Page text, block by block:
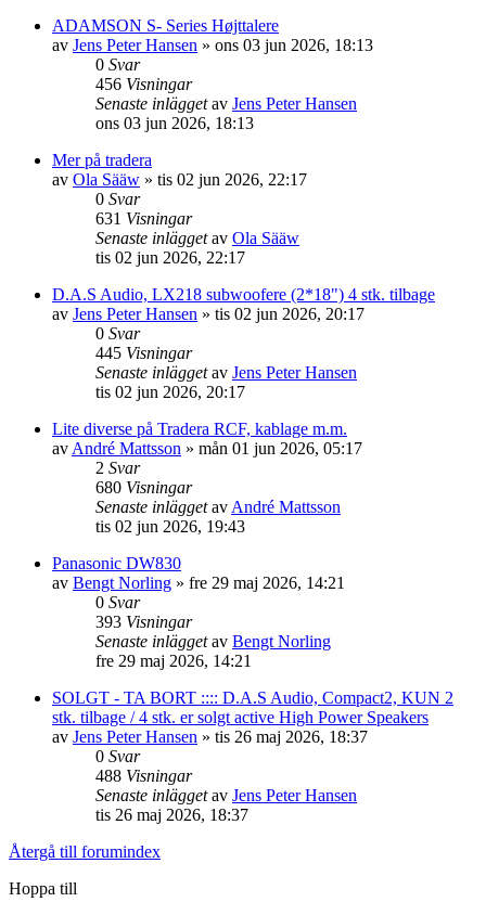
ADAMSON S- Series Højttalere
av Jens Peter Hansen » ons 03 jun 2026, 18:13
0 Svar
456 Visningar
Senaste inläggetav Jens Peter Hansen
ons 03 jun 2026, 18:13
Mer på tradera
av Ola Sääw » tis 02 jun 2026, 22:17
0 Svar
631 Visningar
Senaste inläggetav Ola Sääw
tis 02 jun 2026, 22:17
D.A.S Audio, LX218 subwoofere (2*18") 4 stk. tilbage
av Jens Peter Hansen » tis 02 jun 2026, 20:17
0 Svar
445 Visningar
Senaste inläggetav Jens Peter Hansen
tis 02 jun 2026, 20:17
Lite diverse på Tradera RCF, kablage m.m.
avAndré Mattsson » mån 01 jun 2026, 05:17
2 Svar
680 Visningar
Senaste inläggetavAndré Mattsson
tis 02 jun 2026, 19:43
Panasonic DW830
av Bengt Norling » fre 29 maj 2026, 14:21
0 Svar
393 Visningar
Senaste inläggetav Bengt Norling
fre 29 maj 2026, 14:21
SOLGT - TA BORT :::: D.A.S Audio, Compact2, KUN 2
stk. tilbage / 4 stk. er solgt active High Power Speakers
av Jens Peter Hansen » tis 26 maj 2026, 18:37
0 Svar
488 Visningar
Senaste inläggetav Jens Peter Hansen
tis 26 maj 2026, 18:37
Återgå till forumindex
Hoppa till